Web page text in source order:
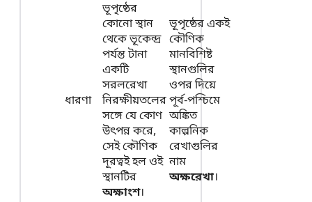
ধারণা
ভূপৃষ্ঠের
কোনো স্থান
থেকে ভূকেন্দ্র
পর্যন্ত টানা
একটি
সরলরেখা
নিরক্ষীয়তলের
সঙ্গে যে কোণ
উৎপন্ন করে,
সেই কৌণিক
দূরত্বই হল ওই
স্থানটির
অক্ষাংশ।
ভূপৃষ্ঠের একই
কৌণিক
মানবিশিষ্ট
স্থানগুলির
ওপর দিয়ে
পূর্ব-পশ্চিমে
অঙ্কিত
কাল্পনিক
রেখাগুলির
নাম
অক্ষরেখা।